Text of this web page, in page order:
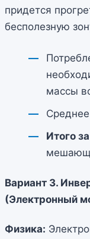
придется
бесполезную
массы
Среднее
Итого
Вариант 3.
(Электронный
Физика: